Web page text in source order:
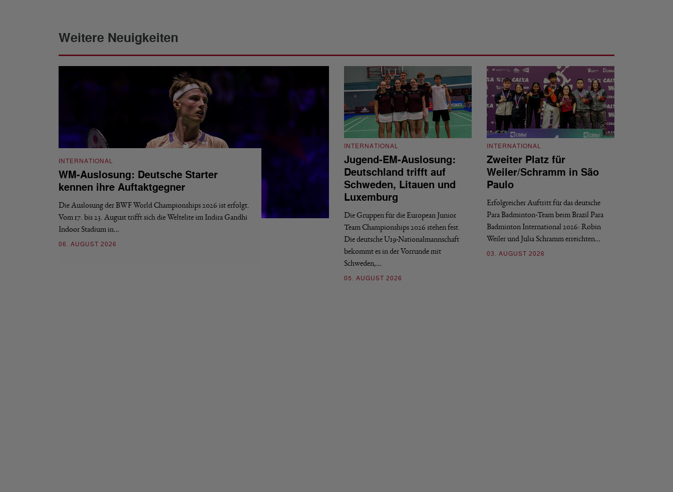
Weitere Neuigkeiten
INTERNATIONAL
WM-Auslosung: Deutsche Starter
kennen ihre Auftaktgegner
Die Auslosung der BWF World Championships 2026 ist erfolgt.
Vom 17. bis 23. August trifft sich die Weltelite im Indira Gandhi
Indoor Stadium in…
06. AUGUST 2026
INTERNATIONAL
Jugend-EM-Auslosung:
Deutschland trifft auf
Schweden, Litauen und
Luxemburg
Die Gruppen für die European Junior
Team Championships 2026 stehen fest.
Die deutsche U19-Nationalmannschaft
bekommt es in der Vorrunde mit
Schweden,…
05. AUGUST 2026
INTERNATIONAL
Zweiter Platz für
Weiler/Schramm in São
Paulo
Erfolgreicher Auftritt für das deutsche
Para Badminton-Team beim Brazil Para
Badminton International 2026: Robin
Weiler und Julia Schramm erreichten…
03. AUGUST 2026